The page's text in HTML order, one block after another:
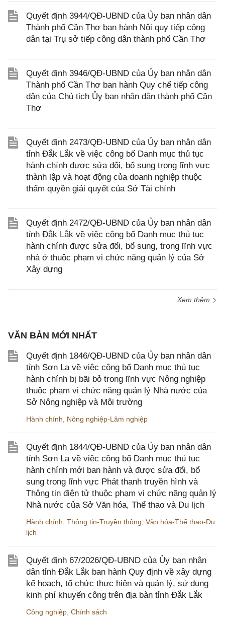
Quyết định 3944/QĐ-UBND của Ủy ban nhân dân
Thành phố Cần Thơ ban hành Nội quy tiếp công
dân tại Trụ sở tiếp công dân thành phố Cần Thơ
Quyết định 3946/QĐ-UBND của Ủy ban nhân dân
Thành phố Cần Thơ ban hành Quy chế tiếp công
dân của Chủ tịch Ủy ban nhân dân thành phố Cần
Thơ
Quyết định 2473/QĐ-UBND của Ủy ban nhân dân
tỉnh Đắk Lắk về việc công bố Danh mục thủ tục
hành chính được sửa đổi, bổ sung trong lĩnh vực
thành lập và hoạt động của doanh nghiệp thuộc
thẩm quyền giải quyết của Sở Tài chính
Quyết định 2472/QĐ-UBND của Ủy ban nhân dân
tỉnh Đắk Lắk về việc công bố Danh mục thủ tục
hành chính được sửa đổi, bổ sung, trong lĩnh vực
nhà ở thuộc phạm vi chức năng quản lý của Sở
Xây dựng
Xem thêm
VĂN BẢN MỚI NHẤT
Quyết định 1846/QĐ-UBND của Ủy ban nhân dân
tỉnh Sơn La về việc công bố Danh mục thủ tục
hành chính bị bãi bỏ trong lĩnh vực Nông nghiệp
thuộc phạm vi chức năng quản lý Nhà nước của
Sở Nông nghiệp và Môi trường
Hành chính Nông nghiệp-Lâm nghiệp
Quyết định 1844/QĐ-UBND của Ủy ban nhân dân
tỉnh Sơn La về việc công bố Danh mục thủ tục
hành chính mới ban hành và được sửa đổi, bổ
sung trong lĩnh vực Phát thanh truyền hình và
Thông tin điện tử thuộc phạm vi chức năng quản lý
Nhà nước của Sở Văn hóa, Thể thao và Du lịch
Hành chính Thông tin-Truyền thông Văn hóa-Thể thao-Du
lịch
Quyết định 67/2026/QĐ-UBND của Ủy ban nhân
dân tỉnh Đắk Lắk ban hành Quy định về xây dựng
kế hoạch, tổ chức thực hiện và quản lý, sử dụng
kinh phí khuyến công trên địa bàn tỉnh Đắk Lắk
Công nghiệp Chính sách